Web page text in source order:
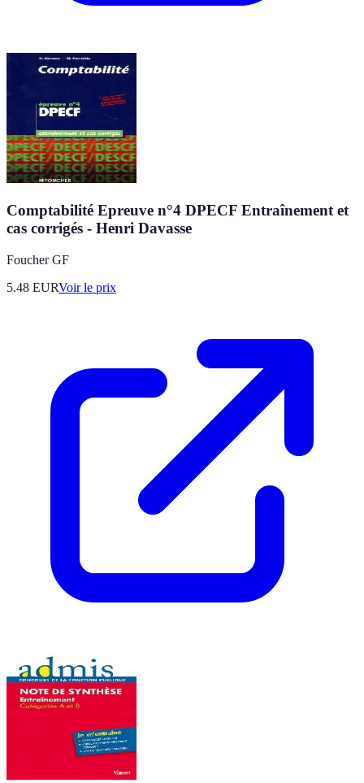
Comptabilité Epreuve n°4 DPECF Entraînement et
cas corrigés - Henri Davasse
Foucher GF
5.48 EURVoir le prix